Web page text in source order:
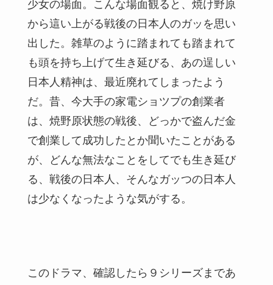
少女の場面。こんな場面観ると、焼け野原
から這い上がる戦後の日本人のガッを思い
出した。雑草のように踏まれても踏まれて
も頭を持ち上げて生き延びる、あの逞しい
日本人精神は、最近廃れてしまったよう
だ。昔、今大手の家電ショツプの創業者
は、焼野原状態の戦後、どっかで盗んだ金
で創業して成功したとか聞いたことがある
が、どんな無法なことをしてでも生き延び
る、戦後の日本人、そんなガッつの日本人
は少なくなったような気がする。
このドラマ、確認したら９シリーズまであ